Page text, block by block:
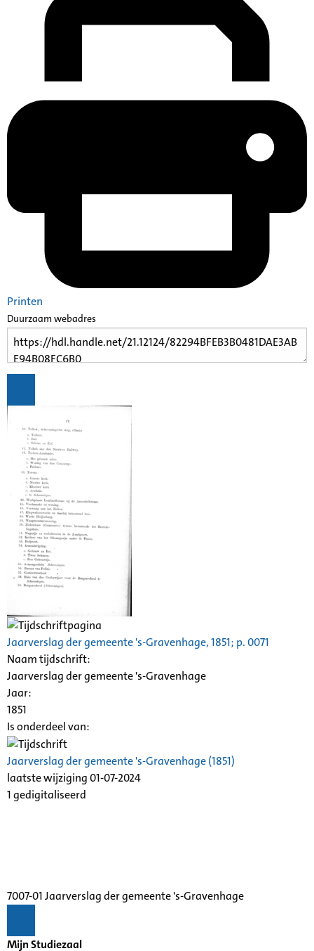
Printen
Duurzaam webadres
Jaarverslag der gemeente 's-Gravenhage, 1851; p. 0071
Naam tijdschrift:
Jaarverslag der gemeente 's-Gravenhage
Jaar:
1851
Is onderdeel van:
Jaarverslag der gemeente 's-Gravenhage (1851)
laatste wijziging 01-07-2024
1 gedigitaliseerd
7007-01 Jaarverslag der gemeente 's-Gravenhage
Mijn Studiezaal